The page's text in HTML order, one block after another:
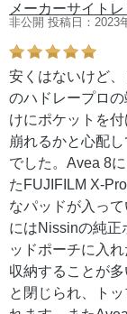
メーカーサイト
非公開 投稿日：2023
安くはないけど
のハドレープロ
けにポケットを
崩れるかと心配
でした。Avea 8
たFUJIFILM X-
なパッドが入っ
にはNissinの純正
ッドポーチに入
収納することが
と閉じられ、ト